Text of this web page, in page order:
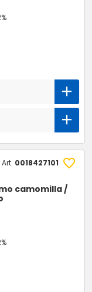
0018427101
camomilla /